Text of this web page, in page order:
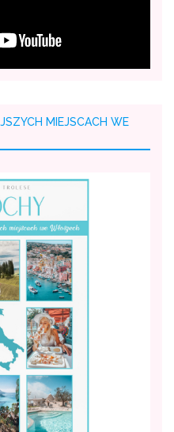
MIEJSCACH WE